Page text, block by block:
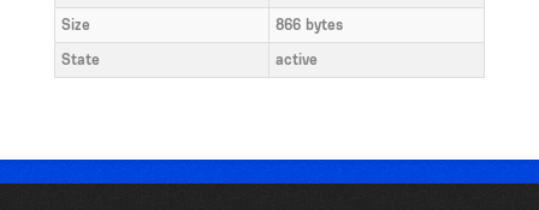
Size
866 bytes
State
active